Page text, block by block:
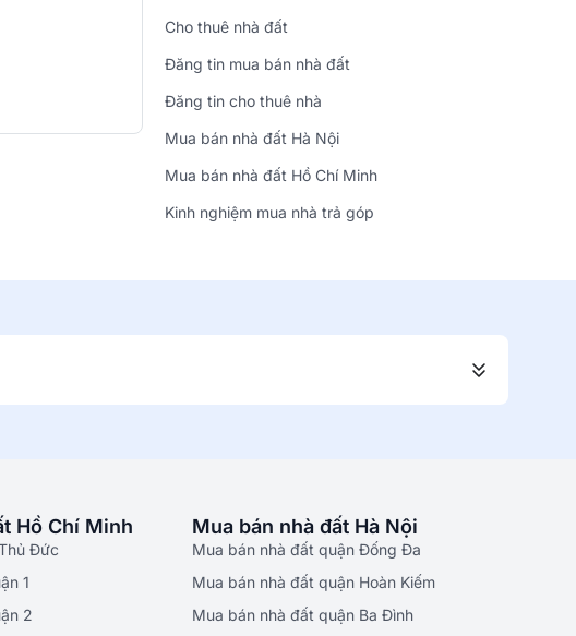
Cho thuê nhà đất
Đăng tin mua bán nhà đất
Đăng tin cho thuê nhà
Mua bán nhà đất Hà Nội
Mua bán nhà đất Hồ Chí Minh
Kinh nghiệm mua nhà trả góp
Hồ Chí Minh
Đức
1
2
Mua bán nhà đất Hà Nội
Mua bán nhà đất quận Đống Đa
Mua bán nhà đất quận Hoàn Kiếm
Mua bán nhà đất quận Ba Đình